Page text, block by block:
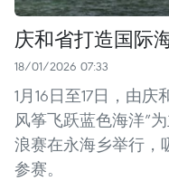
庆和省打造国际
18/01/2026 07:33
1月16日至17日，由
风筝飞跃蓝色海洋”
浪赛在永海乡举行，
参赛。